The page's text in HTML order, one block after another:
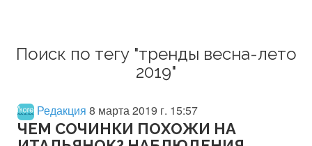
Поиск по тегу "тренды весна-лето
2019"
Редакция 8 марта 2019 г. 15:57
ЧЕМ СОЧИНКИ ПОХОЖИ НА